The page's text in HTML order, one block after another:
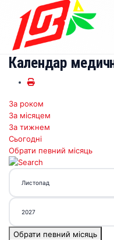
Календар
За роком
За місяцем
За тижнем
Сьогодні
Обрати певний місяць
Обрати певний місяць